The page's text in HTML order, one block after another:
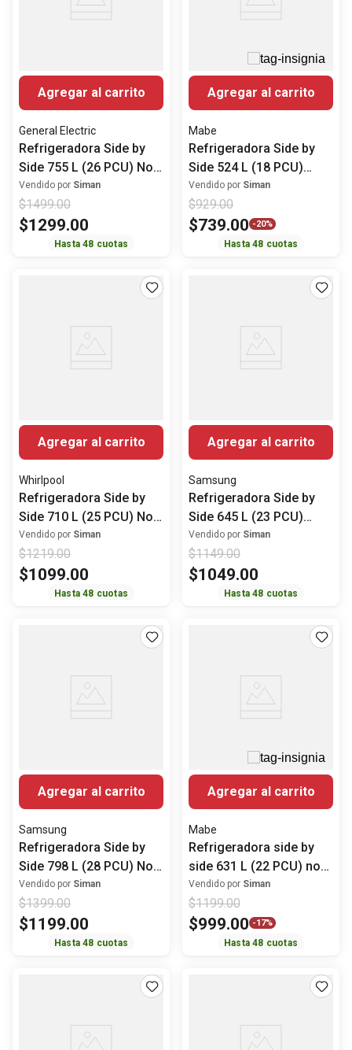
Agregar al carrito
General Electric
Refrigeradora Side by
Side 755 L (26 PCU) No
Frost GNM26AETFSS
General Electric
Vendido por Siman
$1499.00
$1299.00
Hasta48 cuotas
Agregar al carrito
Mabe
Refrigeradora Side by
Side 524 L (18 PCU)
Energy saver
MSM544LMLSS0 Mabe
Vendido por Siman
$929.00
$739.00 -20%
Hasta48 cuotas
Agregar al carrito
Whirlpool
Refrigeradora Side by
Side 710 L (25 PCU) No
Frost WD5600S
Whirlpool
Vendido por Siman
$1219.00
$1099.00
Hasta48 cuotas
Agregar al carrito
Samsung
Refrigeradora Side by
Side 645 L (23 PCU)
Digital Inverter
RS23T5B00S9/AP
Samsung
Vendido por Siman
$1149.00
$1049.00
Hasta48 cuotas
Agregar al carrito
Samsung
Refrigeradora Side by
Side 798 L (28 PCU) No
Frost Digital Inverter
RS28T5B00S9/AP
Samsung
Vendido por Siman
$1399.00
$1199.00
Hasta48 cuotas
Agregar al carrito
Mabe
Refrigeradora side by
side 631 L (22 PCU) no
frost MSM631LKLSS0
Mabe
Vendido por Siman
$1199.00
$999.00 -17%
Hasta48 cuotas